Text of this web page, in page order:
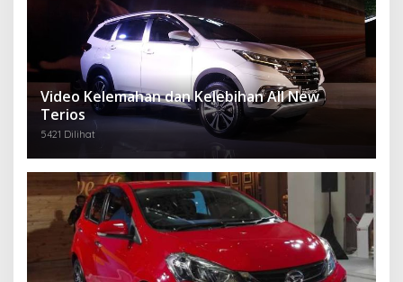
Video Kelemahan dan Kelebihan All New
Terios
5421 Dilihat